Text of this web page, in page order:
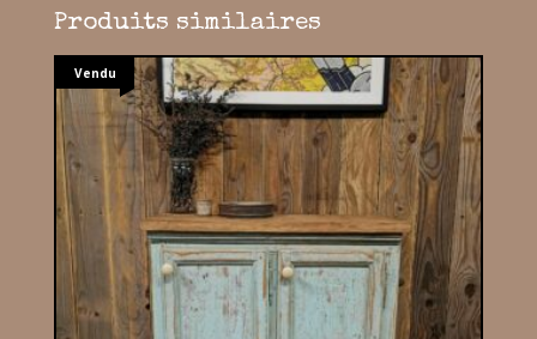
Produits similaires
Vendu